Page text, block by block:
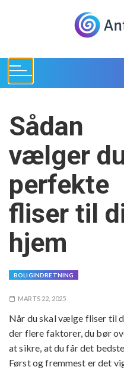
Sådan
vælger
perfekte
fliser til
hjem
BOLIGINDRETNING
MARTS 22, 2025
Når du skal vælge fliser til
der flere faktorer, du bør
at sikre, at du får det
Først og fremmest er det